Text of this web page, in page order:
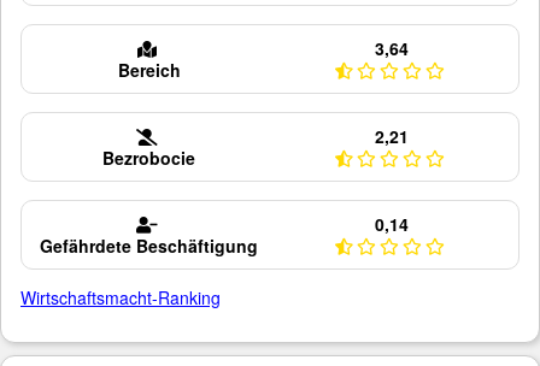
Bereich
3,64
Bezrobocie
2,21
Gefährdete Beschäftigung
0,14
Wirtschaftsmacht-Ranking